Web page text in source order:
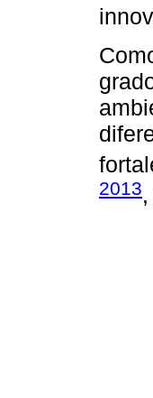
2013